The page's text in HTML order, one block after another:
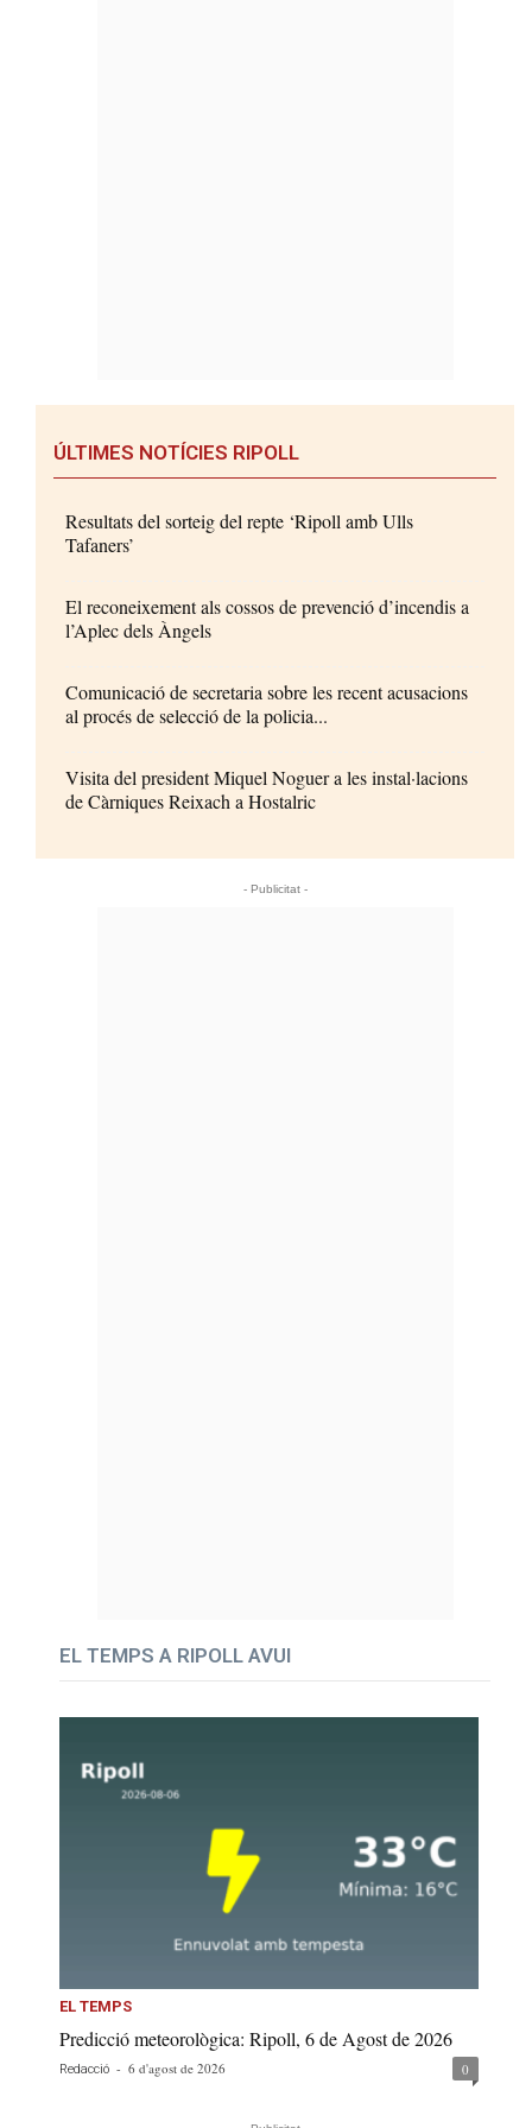
ÚLTIMES NOTÍCIES RIPOLL
Resultats del sorteig del repte ‘Ripoll amb Ulls
Tafaners’
El reconeixement als cossos de prevenció d’incendis a
l’Aplec dels Àngels
Comunicació de secretaria sobre les recent acusacions
al procés de selecció de la policia...
Visita del president Miquel Noguer a les instal·lacions
de Càrniques Reixach a Hostalric
- Publicitat -
EL TEMPS A RIPOLL AVUI
EL TEMPS
Predicció meteorològica: Ripoll, 6 de Agost de 2026
Redacció - 6 d'agost de 2026 0